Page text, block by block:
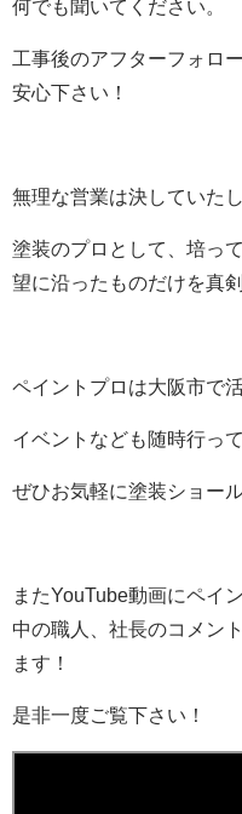
何でも聞いてください。
工事後のアフターフォロ
安心下さい！
無理な営業は決していた
塗装のプロとして、培っ
望に沿ったものだけを真
ペイントプロは大阪市で
イベントなども随時行っ
ぜひお気軽に塗装ショー
またYouTube動画にペイ
中の職人、社長のコメン
ます！
是非一度ご覧下さい！